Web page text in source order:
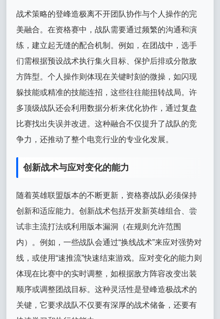
战术策略的登峰造极离不开团队协作与个人操作的完
美融合。在资格赛中，战队需要通过频繁的沟通和演
练，建立起无缝的配合机制。例如，在团战中，选手
们需根据预设战术执行集火目标、保护后排或分散敌
方阵型。个人操作则体现在关键时刻的微操，如闪现
躲技能或精准的技能连招，这些往往能扭转战局。许
多顶级战队还会利用数据分析来优化协作，通过复盘
比赛找出失误并改进。这种融合不仅提升了战队的竞
争力，还推动了整个电竞行业的专业化发展。
创新战术与应对变化的能力
随着英雄联盟版本的不断更新，资格赛战队必须保持
创新和适应能力。创新战术包括开发新英雄组合、尝
试非主流打法或利用版本漏洞（在规则允许范围
内）。例如，一些战队会通过“换线战术”来应对强势对
线，或使用“速推流”快速结束游戏。应对变化的能力则
体现在比赛中的实时调整，如根据敌方阵容改变出装
顺序或调整团战目标。这种灵活性是登峰造极战术的
关键，它要求战队不仅要有深厚的战术储备，还要有